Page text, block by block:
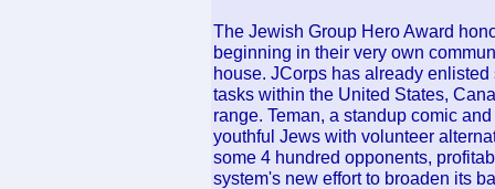
The Jewish Group Hero Award
beginning in their very own
house. JCorps has already
tasks within the United States,
range. Teman, a standup comic
youthful Jews with volunteer
some 4 hundred opponents,
system's new effort to broaden its